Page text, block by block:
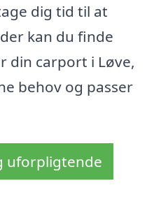
dig tid til at
kan du finde
din carport i Løve,
behov og passer
uforpligtende